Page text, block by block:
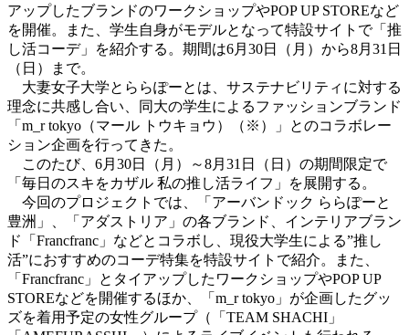
アップしたブランドのワークショップやPOP UP STOREなど
を開催。また、学生自身がモデルとなって特設サイトで「推
し活コーデ」を紹介する。期間は6月30日（月）から8月31日
（日）まで。
大妻女子大学とららぽーとは、サステナビリティに対する
理念に共感し合い、同大の学生によるファッションブランド
「m_r tokyo（マール トウキョウ）（※）」とのコラボレー
ション企画を行ってきた。
このたび、6月30日（月）～8月31日（日）の期間限定で
「毎日のスキをカザル 私の推し活ライフ」を展開する。
今回のプロジェクトでは、「アーバンドック ららぽーと
豊洲」、「アダストリア」の各ブランド、インテリアブラン
ド「Francfranc」などとコラボし、現役大学生による”推し
活”におすすめのコーデ特集を特設サイトで紹介。また、
「Francfranc」とタイアップしたワークショップやPOP UP
STOREなどを開催するほか、「m_r tokyo」が企画したグッ
ズを着用予定の女性グループ（「TEAM SHACHI」